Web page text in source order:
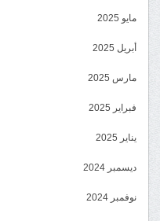
مايو 2025
أبريل 2025
مارس 2025
فبراير 2025
يناير 2025
ديسمبر 2024
نوفمبر 2024